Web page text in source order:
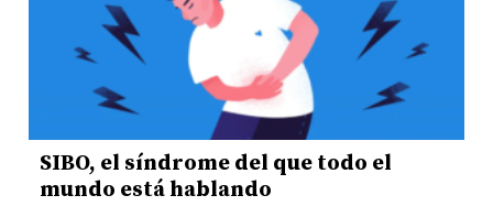
SIBO, el síndrome del que todo el
mundo está hablando